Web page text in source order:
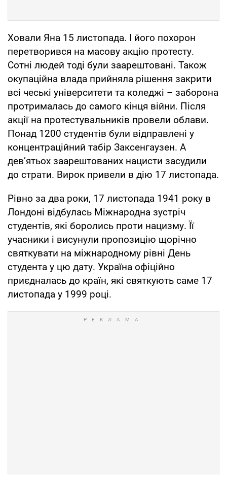
Ховали Яна 15 листопада. І його похорон
перетворився на масову акцію протесту.
Сотні людей тоді були заарештовані. Також
окупаційна влада прийняла рішення закрити
всі чеські університети та коледжі – заборона
протрималась до самого кінця війни. Після
акції на протестувальників провели облави.
Понад 1200 студентів були відправлені у
концентраційний табір Заксенгаузен. А
дев’ятьох заарештованих нацисти засудили
до страти. Вирок привели в дію 17 листопада.
Рівно за два роки, 17 листопада 1941 року в
Лондоні відбулась Міжнародна зустріч
студентів, які боролись проти нацизму. Її
учасники і висунули пропозицію щорічно
святкувати на міжнародному рівні День
студента у цю дату. Україна офіційно
приєдналась до країн, які святкують саме 17
листопада у 1999 році.